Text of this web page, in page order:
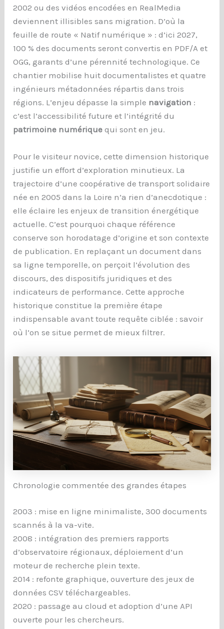
2002 ou des vidéos encodées en RealMedia
deviennent illisibles sans migration. D’où la
feuille de route « Natif numérique » : d’ici 2027,
100 % des documents seront convertis en PDF/A et
OGG, garants d’une pérennité technologique. Ce
chantier mobilise huit documentalistes et quatre
ingénieurs métadonnées répartis dans trois
régions. L’enjeu dépasse la simple navigation :
c’est l’accessibilité future et l’intégrité du
patrimoine numérique qui sont en jeu.
Pour le visiteur novice, cette dimension historique
justifie un effort d’exploration minutieux. La
trajectoire d’une coopérative de transport solidaire
née en 2005 dans la Loire n’a rien d’anecdotique :
elle éclaire les enjeux de transition énergétique
actuelle. C’est pourquoi chaque référence
conserve son horodatage d’origine et son contexte
de publication. En replaçant un document dans
sa ligne temporelle, on perçoit l’évolution des
discours, des dispositifs juridiques et des
indicateurs de performance. Cette approche
historique constitue la première étape
indispensable avant toute requête ciblée : savoir
où l’on se situe permet de mieux filtrer.
Chronologie commentée des grandes étapes
2003 : mise en ligne minimaliste, 300 documents
scannés à la va-vite.
2008 : intégration des premiers rapports
d’observatoire régionaux, déploiement d’un
moteur de recherche plein texte.
2014 : refonte graphique, ouverture des jeux de
données CSV téléchargeables.
2020 : passage au cloud et adoption d’une API
ouverte pour les chercheurs.